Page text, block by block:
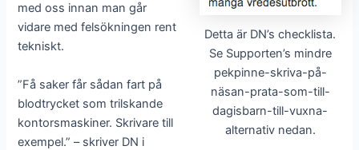
Detta är DN’s checklista.
Se Supporten’s mindre
pekpinne-skriva-på-
näsan-prata-som-till-
dagisbarn-till-vuxna-
alternativ nedan.
med oss innan man går
vidare med felsökningen rent
tekniskt.
”Få saker får sådan fart på
blodtrycket som trilskande
kontorsmaskiner. Skrivare till
exempel.” – skriver DN i